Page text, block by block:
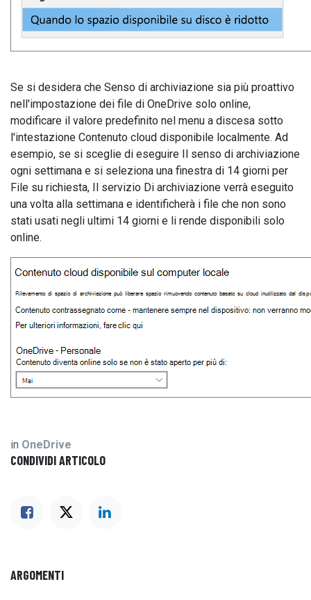
Se si desidera che Senso di archiviazione sia più proattivo
nell'impostazione dei file di OneDrive solo online,
modificare il valore predefinito nel menu a discesa sotto
l'intestazione Contenuto cloud disponibile localmente. Ad
esempio, se si sceglie di eseguire Il senso di archiviazione
ogni settimana e si seleziona una finestra di 14 giorni per
File su richiesta, Il servizio Di archiviazione verrà eseguito
una volta alla settimana e identificherà i file che non sono
stati usati negli ultimi 14 giorni e li rende disponibili solo
online.
in OneDrive
CONDIVIDI ARTICOLO
ARGOMENTI